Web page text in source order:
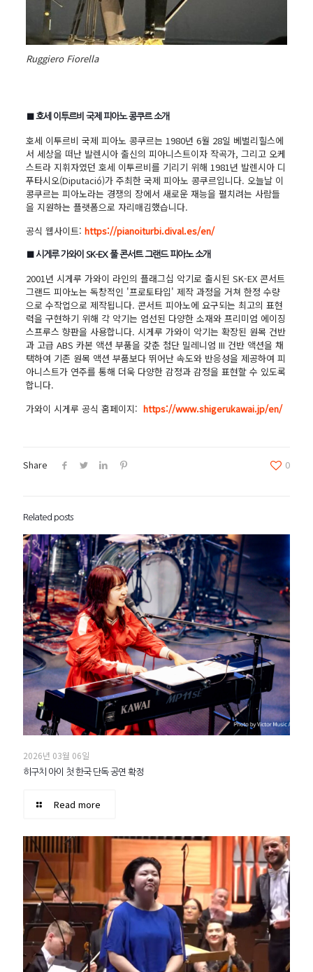
Ruggiero Fiorella
■ 호세 이투르비 국제 피아노 콩쿠르 소개
호세 이투르비 국제 피아노 콩쿠르는 1980년 6월 28일 베벌리힐스에
서 세상을 떠난 발렌시아 출신의 피아니스트이자 작곡가, 그리고 오케
스트라 지휘자였던 호세 이투르비를 기리기 위해 1981년 발렌시아 디
푸타시오(Diputació)가 주최한 국제 피아노 콩쿠르입니다. 오늘날 이
콩쿠르는 피아노라는 경쟁의 장에서 새로운 재능을 펼치려는 사람들
을 지원하는 플랫폼으로 자리매김했습니다.
공식 웹사이트: https://pianoiturbi.dival.es/en/
■ 시게루 가와이 SK-EX 풀 콘서트 그랜드 피아노 소개
2001년 시게루 가와이 라인의 플래그십 악기로 출시된 SK-EX 콘서트
그랜드 피아노는 독창적인 '프로토타입' 제작 과정을 거쳐 한정 수량
으로 수작업으로 제작됩니다. 콘서트 피아노에 요구되는 최고의 표현
력을 구현하기 위해 각 악기는 엄선된 다양한 소재와 프리미엄 에이징
스프루스 향판을 사용합니다. 시게루 가와이 악기는 확장된 원목 건반
과 고급 ABS 카본 액션 부품을 갖춘 첨단 밀레니엄 III 건반 액션을 채
택하여 기존 원목 액션 부품보다 뛰어난 속도와 반응성을 제공하여 피
아니스트가 연주를 통해 더욱 다양한 감정과 감정을 표현할 수 있도록
합니다.
가와이 시게루 공식 홈페이지: https://www.shigerukawai.jp/en/
Share 0
Related posts
2026년 03월 06일
히구치 아이 첫 한국 단독 공연 확정
Read more